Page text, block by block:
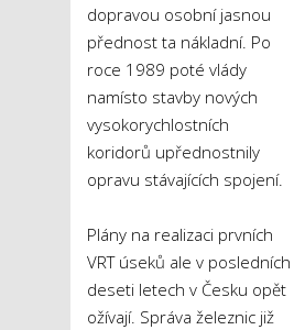
dopravou osobní jasnou
přednost ta nákladní. Po
roce 1989 poté vlády
namísto stavby nových
vysokorychlostních
koridorů upřednostnily
opravu stávajících spojení.
Plány na realizaci prvních
VRT úseků ale v posledních
deseti letech v Česku opět
ožívají. Správa železnic již